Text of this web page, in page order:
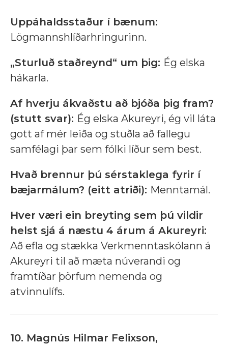
Uppáhaldsstaður í bænum:
Lögmannshlíðarhringurinn.
„Sturluð staðreynd“ um þig: Ég elska
hákarla.
Af hverju ákvaðstu að bjóða þig fram?
(stutt svar): Ég elska Akureyri, ég vil láta
gott af mér leiða og stuðla að fallegu
samfélagi þar sem fólki líður sem best.
Hvað brennur þú sérstaklega fyrir í
bæjarmálum? (eitt atriði): Menntamál.
Hver væri ein breyting sem þú vildir
helst sjá á næstu 4 árum á Akureyri:
Að efla og stækka Verkmenntaskólann á
Akureyri til að mæta núverandi og
framtíðar þörfum nemenda og
atvinnulífs.
10. Magnús Hilmar Felixson,